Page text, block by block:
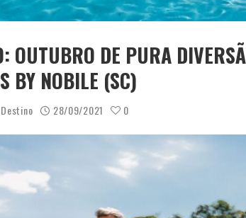
OUTUBRO DE PURA
BY NOBILE (SC)
Destino 28/09/2021 0